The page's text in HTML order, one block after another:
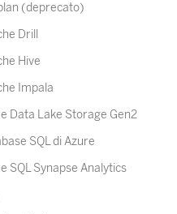
(deprecato)
Drill
Hive
Impala
Data Lake Storage Gen2
SQL di Azure
SQL Synapse Analytics